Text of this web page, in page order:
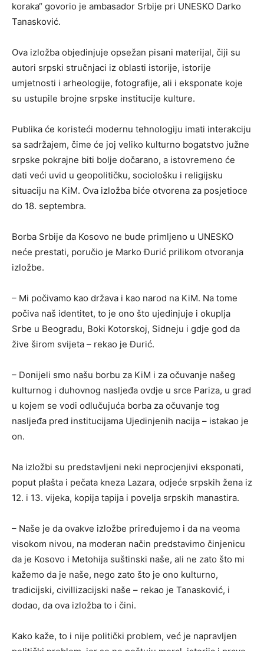
koraka“ govorio je ambasador Srbije pri UNESKO Darko
Tanasković.
Ova izložba objedinjuje opsežan pisani materijal, čiji su
autori srpski stručnjaci iz oblasti istorije, istorije
umjetnosti i arheologije, fotografije, ali i eksponate koje
su ustupile brojne srpske institucije kulture.
Publika će koristeći modernu tehnologiju imati interakciju
sa sadržajem, čime će joj veliko kulturno bogatstvo južne
srpske pokrajne biti bolje dočarano, a istovremeno će
dati veći uvid u geopolitičku, sociološku i religijsku
situaciju na KiM. Ova izložba biće otvorena za posjetioce
do 18. septembra.
Borba Srbije da Kosovo ne bude primljeno u UNESKO
neće prestati, poručio je Marko Đurić prilikom otvoranja
izložbe.
– Mi počivamo kao država i kao narod na KiM. Na tome
počiva naš identitet, to je ono što ujedinjuje i okuplja
Srbe u Beogradu, Boki Kotorskoj, Sidneju i gdje god da
žive širom svijeta – rekao je Đurić.
– Donijeli smo našu borbu za KiM i za očuvanje našeg
kulturnog i duhovnog nasljeđa ovdje u srce Pariza, u grad
u kojem se vodi odlučujuća borba za očuvanje tog
nasljeđa pred institucijama Ujedinjenih nacija – istakao je
on.
Na izložbi su predstavljeni neki neprocjenjivi eksponati,
poput plašta i pečata kneza Lazara, odjeće srpskih žena iz
12. i 13. vijeka, kopija tapija i povelja srpskih manastira.
– Naše je da ovakve izložbe priređujemo i da na veoma
visokom nivou, na moderan način predstavimo činjenicu
da je Kosovo i Metohija suštinski naše, ali ne zato što mi
kažemo da je naše, nego zato što je ono kulturno,
tradicijski, civillizacijski naše – rekao je Tanasković, i
dodao, da ova izložba to i čini.
Kako kaže, to i nije politički problem, već je napravljen